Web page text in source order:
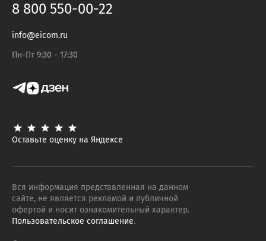
8 800 550-00-22
info@eicom.ru
Пн-Пт 9:30 - 17:30
Оставьте оценку на Яндексе
Вся информация представленная на данном
сайте, не является рекламой и публичной
офертой и носит ознакомительный характер.
Пользовательское соглашение.